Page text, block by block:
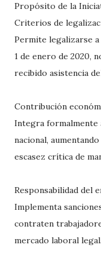
Propósito de la
Criterios de
Permite legalizarse
1 de enero de 2020,
recibido asistencia
Contribución
Integra formalmente
nacional,
escasez crítica de
Responsabilidad del
Implementa
contraten
mercado laboral legal.